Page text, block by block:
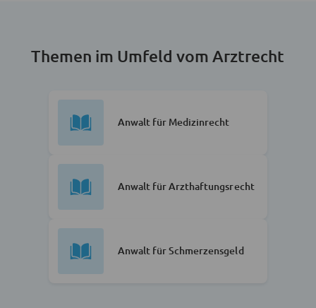
Themen im Umfeld vom Arztrecht
Anwalt für Medizinrecht
Anwalt für Arzthaftungsrecht
Anwalt für Schmerzensgeld